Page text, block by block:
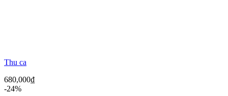
Thu ca
680,000₫
-24%